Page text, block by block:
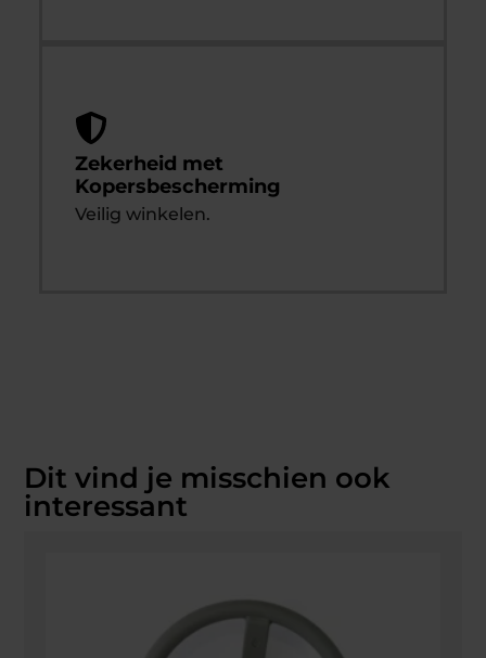
Zekerheid met
Kopersbescherming
Veilig winkelen.
Dit vind je misschien ook
interessant